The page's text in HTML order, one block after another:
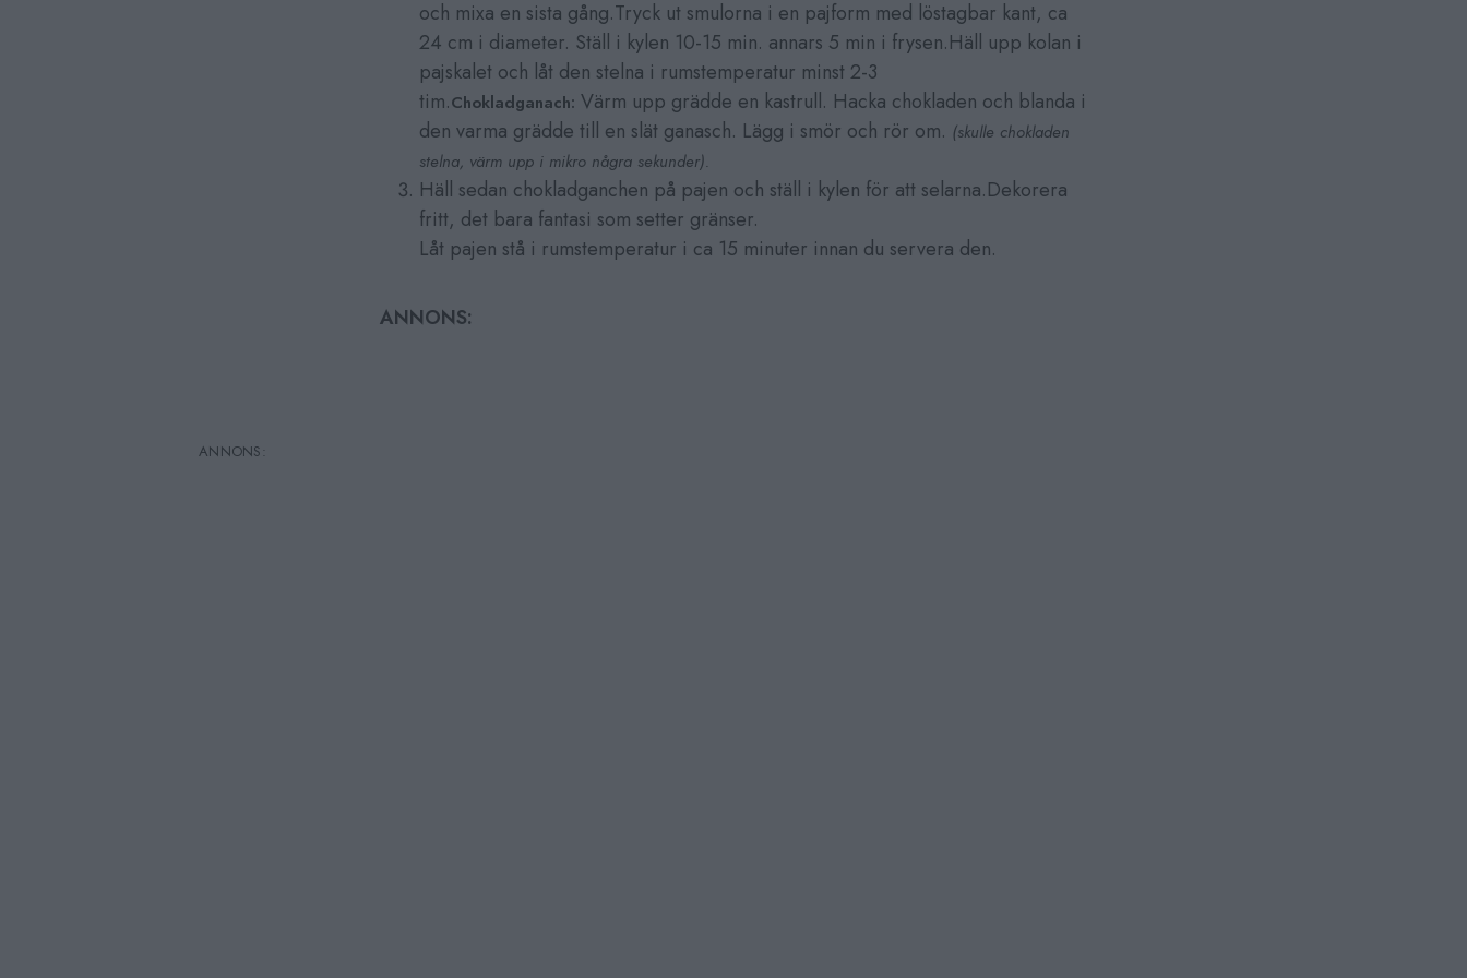
och mixa en sista gång.Tryck ut smulorna i en pajform med löstagbar kant, ca
24 cm i diameter. Ställ i kylen 10-15 min. annars 5 min i frysen.Häll upp kolan i
pajskalet och låt den stelna i rumstemperatur minst 2-3
tim.Chokladganach: Värm upp grädde en kastrull. Hacka chokladen och blanda i
den varma grädde till en slät ganasch. Lägg i smör och rör om. (skulle chokladen
stelna, värm upp i mikro några sekunder).
Häll sedan chokladganchen på pajen och ställ i kylen för att selarna.Dekorera
fritt, det bara fantasi som setter gränser.
Låt pajen stå i rumstemperatur i ca 15 minuter innan du servera den.
ANNONS: